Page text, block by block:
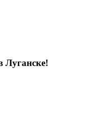
Луганске!